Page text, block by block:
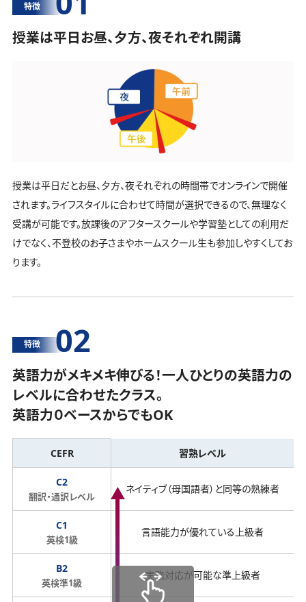
特徴
授業は平日お昼、夕方、夜それぞれ開講
授業は平日だとお昼、夕方、夜それぞれの時間帯でオンラインで開催
されます。ライフスタイルに合わせて時間が選択できるので、無理なく
受講が可能です。放課後のアフタースクールや学習塾としての利用だ
けでなく、不登校のお子さまやホームスクール生も参加しやすくしてお
ります。
特徴 02
英語力がメキメキ伸びる！一人ひとりの英語力の
レベルに合わせたクラス。
英語力０ベースからでもOK
CEFR 習熟レベル
C2
翻訳・通訳レベル
ネイティブ（母国語者）と同等の熟練者
C1
英検1級
言語能力が優れている上級者
B2
英検準1級
実務対応が可能な準上級者